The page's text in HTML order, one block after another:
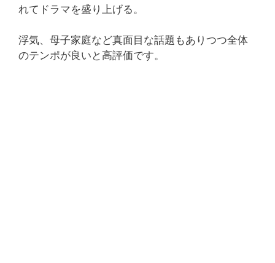
れてドラマを盛り上げる。
浮気、母子家庭など真面目な話題もありつつ全体
のテンポが良いと高評価です。